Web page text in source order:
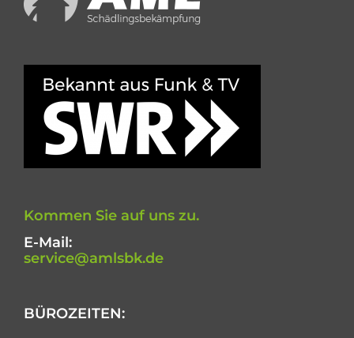
Kommen Sie auf uns zu.
E-Mail:
service@amlsbk.de
BÜROZEITEN: